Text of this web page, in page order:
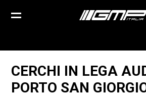
CERCHI IN LEGA
PORTO SAN